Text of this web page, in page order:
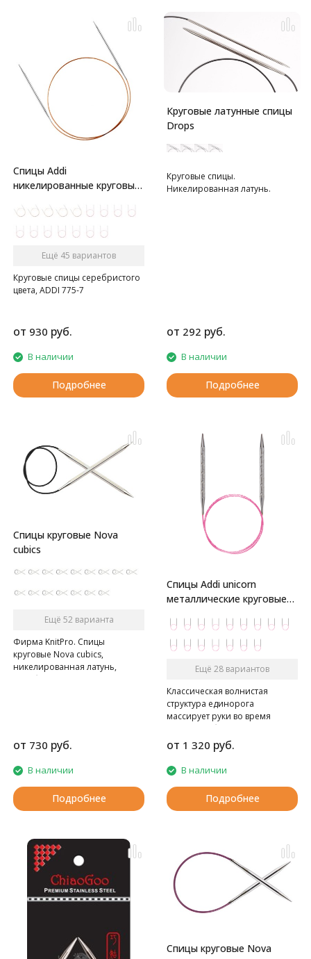
Спицы Addi
никелированные круговые
Ещё 45 вариантов
Круговые спицы серебристого
цвета, ADDI 775-7
от 930 руб.
В наличии
Подробнее
Круговые латунные спицы
Drops
Круговые спицы.
Никелированная латунь.
от 292 руб.
В наличии
Подробнее
Спицы круговые Nova
cubics
Ещё 52 варианта
Фирма KnitPro. Спицы
круговые Nova cubics,
никелированная латунь,
серебристый
от 730 руб.
В наличии
Подробнее
Спицы Addi unicorn
металлические круговые
Ещё 28 вариантов
Классическая волнистая
структура единорога
массирует руки во время
вязания, а блестящая,
переливающаяся поверхность
придает спицам addi с Basic
наконечниками элегантность.
от 1 320 руб.
В наличии
Подробнее
Спицы круговые Nova